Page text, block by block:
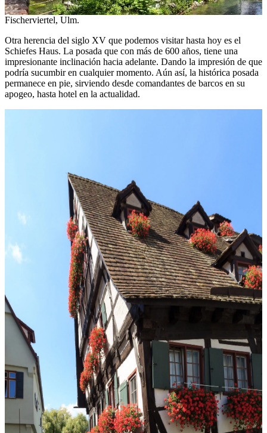
Fischerviertel, Ulm.
Otra herencia del siglo XV que podemos visitar hasta hoy es el
Schiefes Haus. La posada que con más de 600 años, tiene una
impresionante inclinación hacia adelante. Dando la impresión de que
podría sucumbir en cualquier momento. Aún así, la histórica posada
permanece en pie, sirviendo desde comandantes de barcos en su
apogeo, hasta hotel en la actualidad.